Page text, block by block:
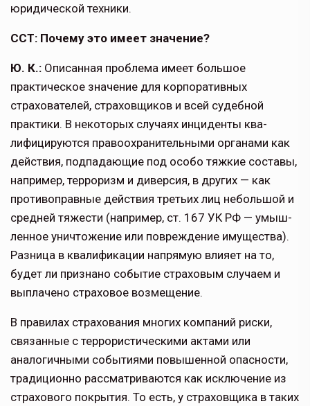
юридической техники.
ССТ: Почему это имеет значение?
Ю. К.: Описанная проблема имеет большое
практическое значение для корпоративных
страхователей, стра­ховщиков и всей судебной
практики. В некоторых случаях инциденты ква­
лифицируются правоохранительными органами как
действия, подпадающие под особо тяжкие составы,
например, терроризм и диверсия, в других — как
противоправные действия третьих лиц небольшой и
средней тяжести (например, ст. 167 УК РФ — умыш­
ленное уничтожение или повреждение имущества).
Разница в квалифика­ции напрямую влияет на то,
будет ли признано событие страховым случаем и
выплачено страховое возмещение.
В правилах страхования многих компаний риски,
связанные с террори­стическими актами или
аналогичными событиями повышенной опасности,
традиционно рассматриваются как исключение из
страхового покрытия. То есть, у страховщика в таких